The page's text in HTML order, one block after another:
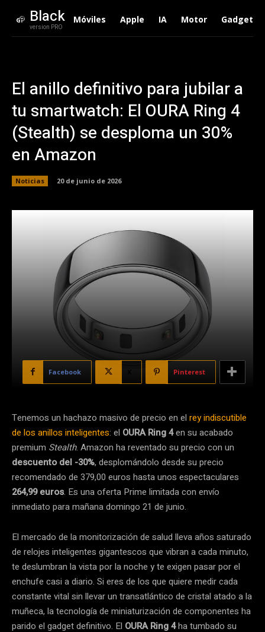
Black
version PRO
Móviles Apple IA Motor Gadgets
El anillo definitivo para jubilar a
tu smartwatch: El OURA Ring 4
(Stealth) se desploma un 30%
en Amazon
Noticias 20 de junio de 2026
Facebook Pinterest
Tenemos un hachazo masivo de precio en el rey indiscutible
de los anillos inteligentes: el OURA Ring 4en su acabado
premium Stealth. Amazon ha reventado su precio con un
descuento del -30%, desplomándolo desde su precio
recomendado de 379,00 euros hasta unos espectaculares
264,99 euros. Es una oferta Prime limitada con envío
inmediato para mañana domingo 21 de junio.
El mercado de la monitorización de salud lleva años saturado
de relojes inteligentes gigantescos que vibran a cada minuto,
te deslumbran la vista por la noche y te exigen pasar por el
enchufe casi a diario. Si eres de los que quiere medir cada
constante vital sin llevar un transatlántico de cristal atado a la
muñeca, la tecnología de miniaturización de componentes ha
parido el gadget definitivo. El OURA Ring 4ha tumbado su